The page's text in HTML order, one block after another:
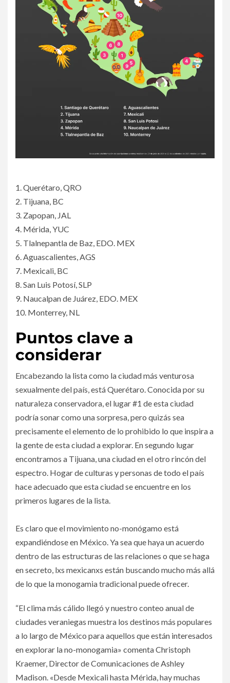
1. Querétaro, QRO
2. Tijuana, BC
3. Zapopan, JAL
4. Mérida, YUC
5. Tlalnepantla de Baz, EDO. MEX
6. Aguascalientes, AGS
7. Mexicali, BC
8. San Luis Potosí, SLP
9. Naucalpan de Juárez, EDO. MEX
10. Monterrey, NL
Puntos clave a
considerar
Encabezando la lista como la ciudad más venturosa
sexualmente del país, está Querétaro. Conocida por su
naturaleza conservadora, el lugar #1 de esta ciudad
podría sonar como una sorpresa, pero quizás sea
precisamente el elemento de lo prohibido lo que inspira a
la gente de esta ciudad a explorar. En segundo lugar
encontramos a Tijuana, una ciudad en el otro rincón del
espectro. Hogar de culturas y personas de todo el país
hace adecuado que esta ciudad se encuentre en los
primeros lugares de la lista.
Es claro que el movimiento no-monógamo está
expandiéndose en México. Ya sea que haya un acuerdo
dentro de las estructuras de las relaciones o que se haga
en secreto, lxs mexicanxs están buscando mucho más allá
de lo que la monogamia tradicional puede ofrecer.
“El clima más cálido llegó y nuestro conteo anual de
ciudades veraniegas muestra los destinos más populares
a lo largo de México para aquellos que están interesados
en explorar la no-monogamia» comenta Christoph
Kraemer, Director de Comunicaciones de Ashley
Madison. «Desde Mexicali hasta Mérida, hay muchas